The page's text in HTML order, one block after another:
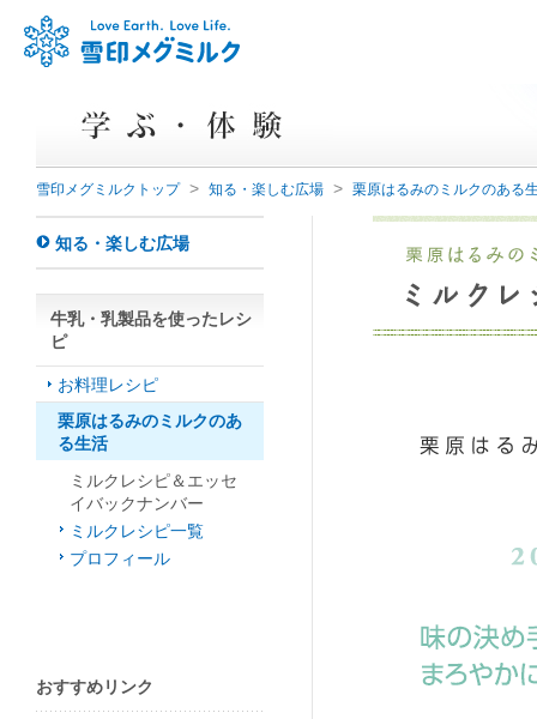
雪印メグミルクトップ > 知る・楽しむ広場 > 栗原はるみのミルクのある
知る・楽しむ広場
牛乳・乳製品を使ったレシ
ピ
お料理レシピ
栗原はるみのミルクのあ
る生活
ミルクレシピ＆エッセ
イバックナンバー
ミルクレシピ一覧
プロフィール
おすすめリンク